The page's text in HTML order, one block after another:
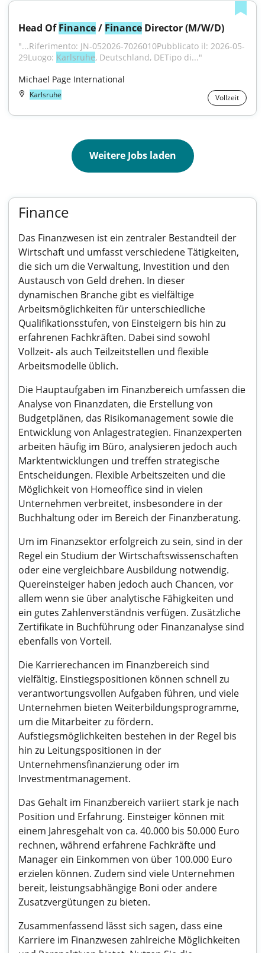
Head Of Finance / Finance Director (M/W/D)
"...Riferimento: JN-052026-7026010Pubblicato il: 2026-05-
29Luogo: Karlsruhe, Deutschland, DETipo di..."
Michael Page International
Karlsruhe Vollzeit
Weitere Jobs laden
Finance
Das Finanzwesen ist ein zentraler Bestandteil der
Wirtschaft und umfasst verschiedene Tätigkeiten,
die sich um die Verwaltung, Investition und den
Austausch von Geld drehen. In dieser
dynamischen Branche gibt es vielfältige
Arbeitsmöglichkeiten für unterschiedliche
Qualifikationsstufen, von Einsteigern bis hin zu
erfahrenen Fachkräften. Dabei sind sowohl
Vollzeit- als auch Teilzeitstellen und flexible
Arbeitsmodelle üblich.
Die Hauptaufgaben im Finanzbereich umfassen die
Analyse von Finanzdaten, die Erstellung von
Budgetplänen, das Risikomanagement sowie die
Entwicklung von Anlagestrategien. Finanzexperten
arbeiten häufig im Büro, analysieren jedoch auch
Marktentwicklungen und treffen strategische
Entscheidungen. Flexible Arbeitszeiten und die
Möglichkeit von Homeoffice sind in vielen
Unternehmen verbreitet, insbesondere in der
Buchhaltung oder im Bereich der Finanzberatung.
Um im Finanzsektor erfolgreich zu sein, sind in der
Regel ein Studium der Wirtschaftswissenschaften
oder eine vergleichbare Ausbildung notwendig.
Quereinsteiger haben jedoch auch Chancen, vor
allem wenn sie über analytische Fähigkeiten und
ein gutes Zahlenverständnis verfügen. Zusätzliche
Zertifikate in Buchführung oder Finanzanalyse sind
ebenfalls von Vorteil.
Die Karrierechancen im Finanzbereich sind
vielfältig. Einstiegspositionen können schnell zu
verantwortungsvollen Aufgaben führen, und viele
Unternehmen bieten Weiterbildungsprogramme,
um die Mitarbeiter zu fördern.
Aufstiegsmöglichkeiten bestehen in der Regel bis
hin zu Leitungspositionen in der
Unternehmensfinanzierung oder im
Investmentmanagement.
Das Gehalt im Finanzbereich variiert stark je nach
Position und Erfahrung. Einsteiger können mit
einem Jahresgehalt von ca. 40.000 bis 50.000 Euro
rechnen, während erfahrene Fachkräfte und
Manager ein Einkommen von über 100.000 Euro
erzielen können. Zudem sind viele Unternehmen
bereit, leistungsabhängige Boni oder andere
Zusatzvergütungen zu bieten.
Zusammenfassend lässt sich sagen, dass eine
Karriere im Finanzwesen zahlreiche Möglichkeiten